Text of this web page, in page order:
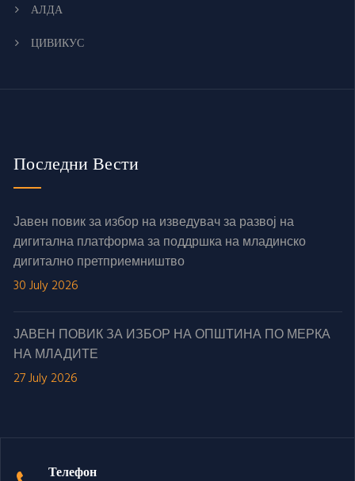
АЛДА
ЦИВИКУС
Последни Вести
Јавен повик за избор на изведувач за развој на
дигитална платформа за поддршка на младинско
дигитално претприемништво
30 July 2026
ЈАВЕН ПОВИК ЗА ИЗБОР НА ОПШТИНА ПО МЕРКА
НА МЛАДИТЕ
27 July 2026
Телефон